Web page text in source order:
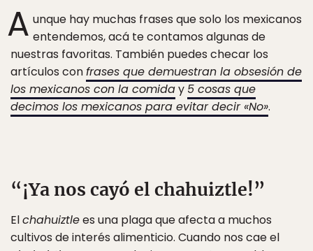
A unque hay muchas frases que solo los mexicanos
entendemos, acá te contamos algunas de
nuestras favoritas. También puedes checar los
artículos confrases que demuestran la obsesión de
los mexicanos con la comiday 5 cosas que
decimos los mexicanos para evitar decir «No».
“¡Ya nos cayó el chahuiztle!”
Elchahuiztlees una plaga que afecta a muchos
cultivos de interés alimenticio. Cuando nos cae el